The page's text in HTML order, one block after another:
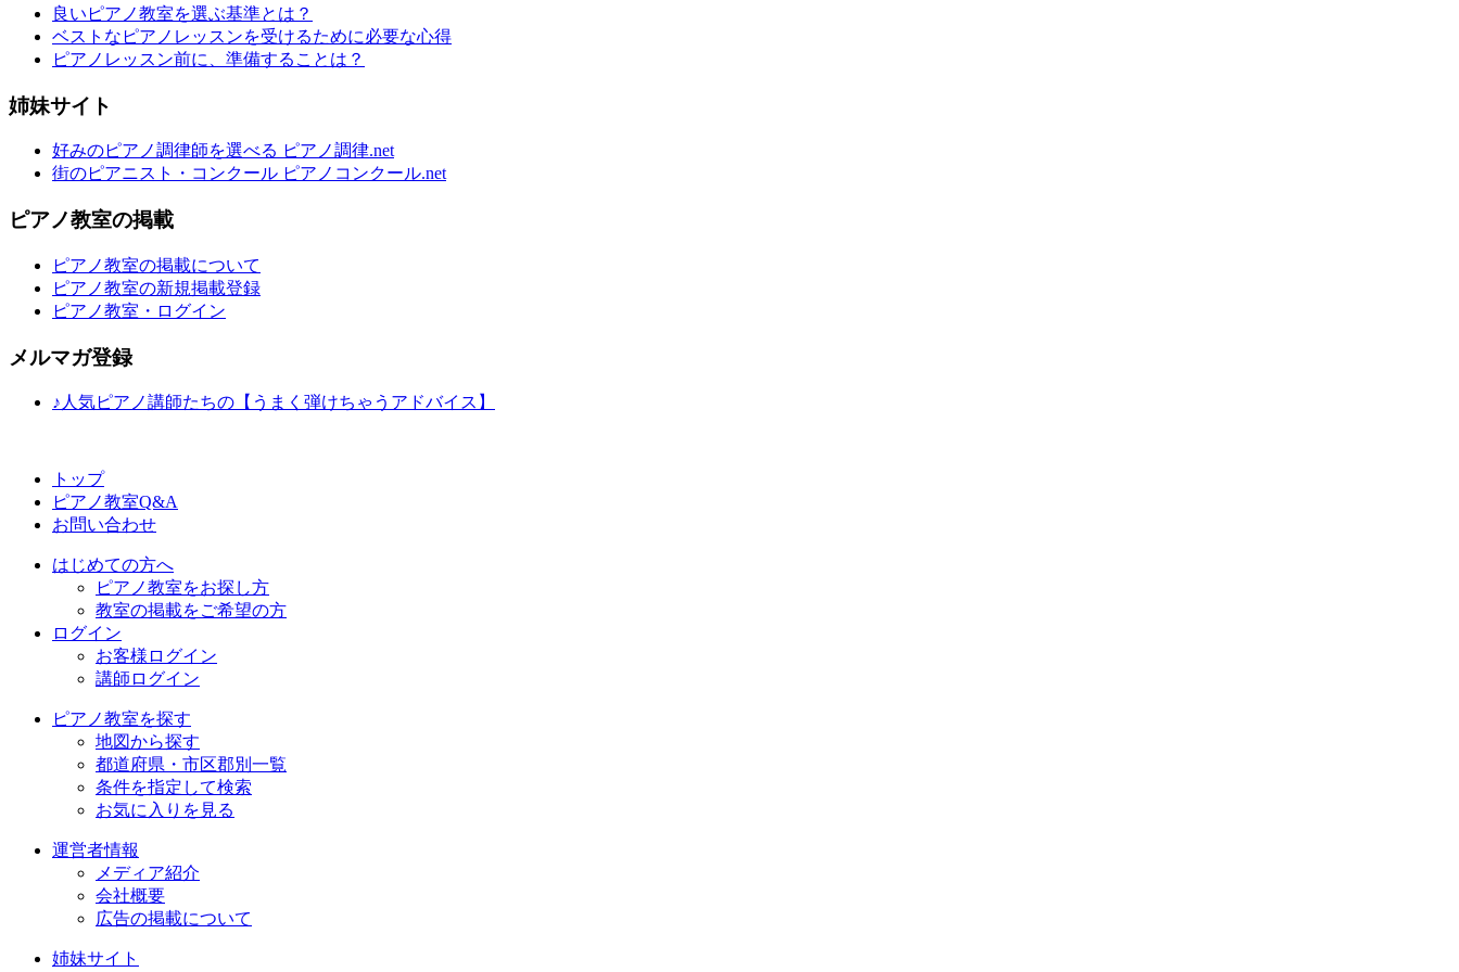
良いピアノ教室を選ぶ基準とは？
ベストなピアノレッスンを受けるために必要な心得
ピアノレッスン前に、準備することは？
姉妹サイト
好みのピアノ調律師を選べる ピアノ調律.net
街のピアニスト・コンクール ピアノコンクール.net
ピアノ教室の掲載
ピアノ教室の掲載について
ピアノ教室の新規掲載登録
ピアノ教室・ログイン
メルマガ登録
♪人気ピアノ講師たちの【うまく弾けちゃうアドバイス】
トップ
ピアノ教室Q&A
お問い合わせ
はじめての方へ
ピアノ教室をお探し方
教室の掲載をご希望の方
ログイン
お客様ログイン
講師ログイン
ピアノ教室を探す
地図から探す
都道府県・市区郡別一覧
条件を指定して検索
お気に入りを見る
運営者情報
メディア紹介
会社概要
広告の掲載について
姉妹サイト